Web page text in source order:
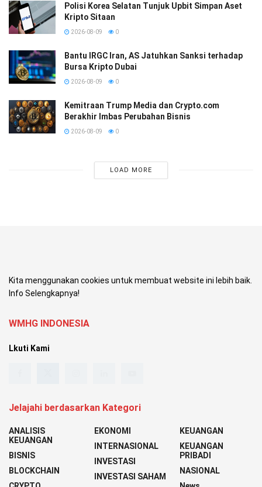
Polisi Korea Selatan Tunjuk Upbit Simpan Aset
Kripto Sitaan
2026-08-09 0
Bantu IRGC Iran, AS Jatuhkan Sanksi terhadap
Bursa Kripto Dubai
2026-08-09 0
Kemitraan Trump Media dan Crypto.com
Berakhir Imbas Perubahan Bisnis
2026-08-09 0
LOAD MORE
Kita menggunakan cookies untuk membuat website ini lebih baik.
Info Selengkapnya!
WMHG INDONESIA
Lkuti Kami
Jelajahi berdasarkan Kategori
ANALISIS
KEUANGAN
BISNIS
BLOCKCHAIN
EKONOMI
INTERNASIONAL
INVESTASI
INVESTASI SAHAM
KEUANGAN
KEUANGAN
PRIBADI
NASIONAL